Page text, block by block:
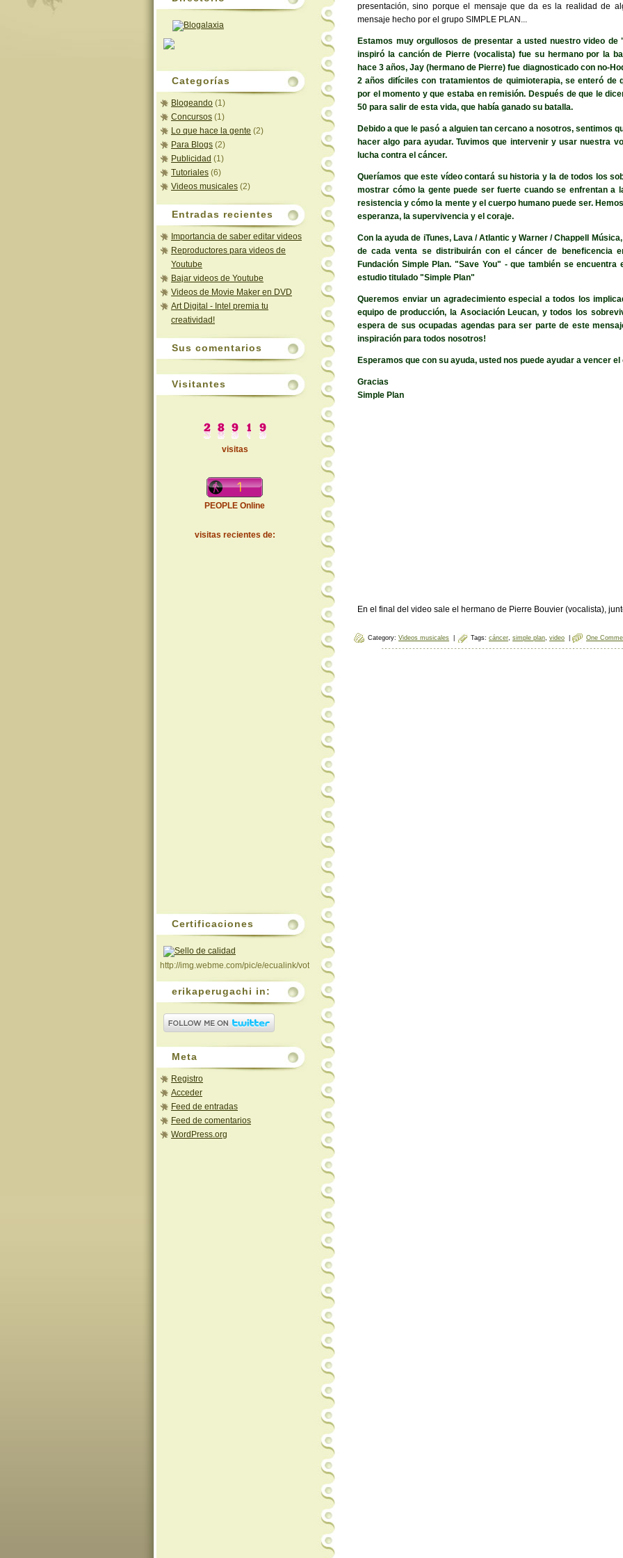
Categorías
Blogeando (1)
Concursos (1)
Lo que hace la gente (2)
Para Blogs (2)
Publicidad (1)
Tutoriales (6)
Videos musicales (2)
Entradas recientes
Importancia de saber editar videos
Reproductores para videos de
Youtube
Bajar videos de Youtube
Videos de Movie Maker en DVD
Art Digital - Intel premia tu
creatividad!
Sus comentarios
Visitantes
visitas
PEOPLE Online
visitas recientes de:
Certificaciones
http://img.webme.com/pic/e/ecualink/votapormiblog.gif
erikaperugachi in:
Meta
Registro
Acceder
Feed de entradas
Feed de comentarios
WordPress.org
presentación, sino porque el mensaje que da es la realidad de
mensaje hecho por el grupo SIMPLE PLAN...
Estamos muy orgullosos de presentar a usted nuestro video de
inspiró la canción de Pierre (vocalista) fue su hermano por la
hace 3 años, Jay (hermano de Pierre) fue diagnosticado con no-
2 años difíciles con tratamientos de quimioterapia, se enteró de
por el momento y que estaba en remisión. Después de que le
50 para salir de esta vida, que había ganado su batalla.
Debido a que le pasó a alguien tan cercano a nosotros, sentimos
hacer algo para ayudar. Tuvimos que intervenir y usar nuestra
lucha contra el cáncer.
Queríamos que este vídeo contará su historia y la de todos los
mostrar cómo la gente puede ser fuerte cuando se enfrentan a
resistencia y cómo la mente y el cuerpo humano puede ser.
esperanza, la supervivencia y el coraje.
Con la ayuda de iTunes, Lava / Atlantic y Warner / Chappell
de cada venta se distribuirán con el cáncer de beneficencia
Fundación Simple Plan. "Save You" - que también se
estudio titulado "Simple Plan"
Queremos enviar un agradecimiento especial a todos los
equipo de producción, la Asociación Leucan, y todos los
espera de sus ocupadas agendas para ser parte de este
inspiración para todos nosotros!
Esperamos que con su ayuda, usted nos puede ayudar a vencer el
Gracias
Simple Plan
En el final del video sale el hermano de Pierre Bouvier (vocalista),
Category: Videos musicales Tags: cáncer, simple plan, video One